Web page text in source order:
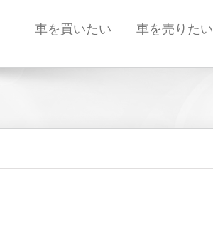
車を買いたい 車を売りたい